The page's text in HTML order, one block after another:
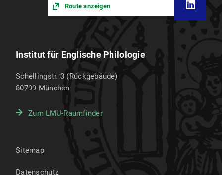
Route anzeigen
Institut für Englische Philologie
Schellingstr. 3 (Rückgebäude)
80799 München
Zum LMU-Raumfinder
Sitemap
Datenschutz